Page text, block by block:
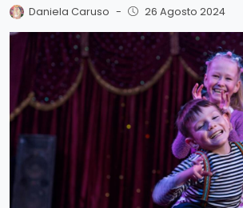
Daniela Caruso - 26 Agosto 2024